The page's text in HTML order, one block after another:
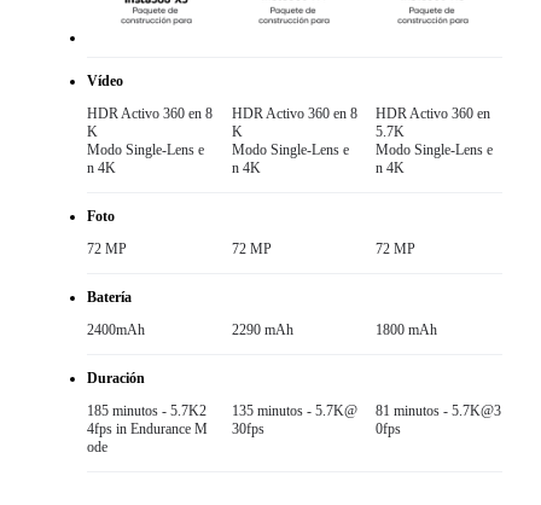
Vídeo
HDR Activo 360 en 8
K
Modo Single-Lens e
n 4K
HDR Activo 360 en 8
K
Modo Single-Lens e
n 4K
HDR Activo 360 en
5.7K
Modo Single-Lens e
n 4K
Foto
72 MP
72 MP 72 MP
Batería
2400mAh
2290 mAh 1800 mAh
Duración
185 minutos - 5.7K2
4fps in Endurance M
ode
135 minutos - 5.7K@
30fps
81 minutos - 5.7K@3
0fps